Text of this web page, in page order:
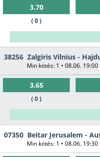
3.70
( 0 )
38256 Zalgiris Vilnius -
Min kötés: 1 • 08.06. 19:00
3.65
( 0 )
07350 Beitar Jerusalem -
Min kötés: 1 • 08.06. 19:30